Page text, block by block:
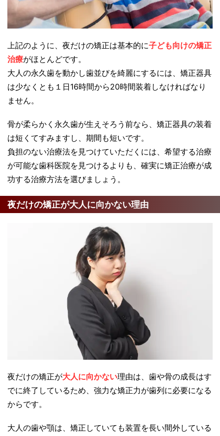
上記のように、夜だけの矯正は基本的に子ども向けの矯正
治療がほとんどです。
大人の永久歯を動かし歯並びを綺麗にするには、矯正器具
は少なくとも１日16時間から20時間装着しなければなり
ません。
骨が柔らかく永久歯が生えそろう前なら、矯正器具の装着
は短くてすみますし、期間も短いです。
負担のない治療法を見つけていただくには、希望する治療
が可能な歯科医院を見つけるよりも、確実に矯正治療が成
功する治療方法を選びましょう。
夜だけの矯正が大人に向かない理由
夜だけの矯正が大人に向かない理由は、歯や骨の成長はす
でに終了しているため、強力な矯正力が歯列に必要になる
からです。
大人の歯や顎は、矯正していても装置を長い間外している